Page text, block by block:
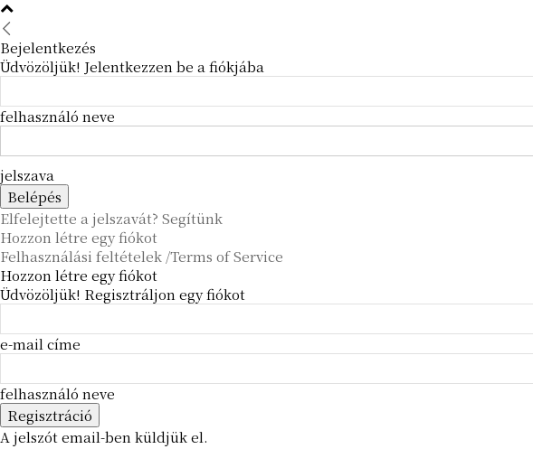
Bejelentkezés
Üdvözöljük! Jelentkezzen be a fiókjába
felhasználó neve
jelszava
Elfelejtette a jelszavát? Segítünk
Hozzon létre egy fiókot
Felhasználási feltételek /Terms of Service
Hozzon létre egy fiókot
Üdvözöljük! Regisztráljon egy fiókot
e-mail címe
felhasználó neve
A jelszót email-ben küldjük el.